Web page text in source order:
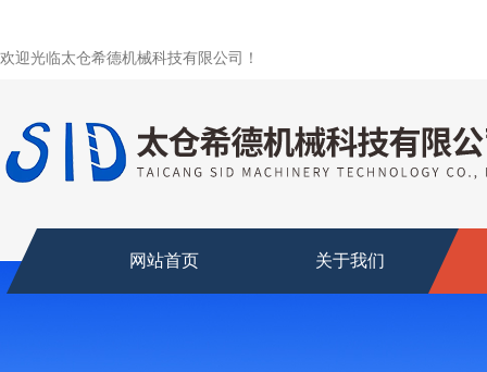
欢迎光临太仓希德机械科技有限公司！
网站首页 关于我们